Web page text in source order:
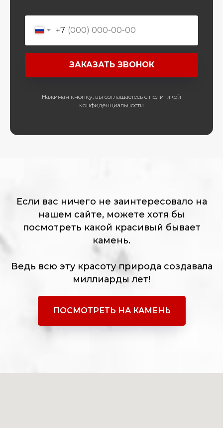
+7
ЗАКАЗАТЬ ЗВОНОК
Нажимая кнопку, вы соглашаетесь с политикой
конфиденциальности
Если вас ничего не заинтересовало на
нашем сайте, можете хотя бы
посмотреть какой красивый бывает
камень.
Ведь всю эту красоту природа создавала
миллиарды лет!
ПОСМОТРЕТЬ НА КАМЕНЬ